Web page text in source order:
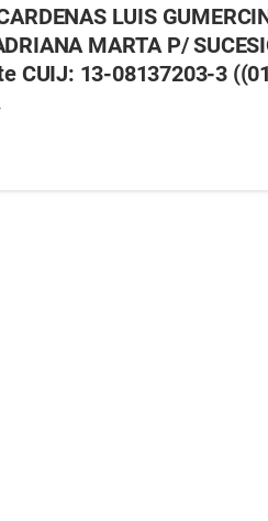
LUIS
MARTA P/
CUIJ: 13-08137203-3